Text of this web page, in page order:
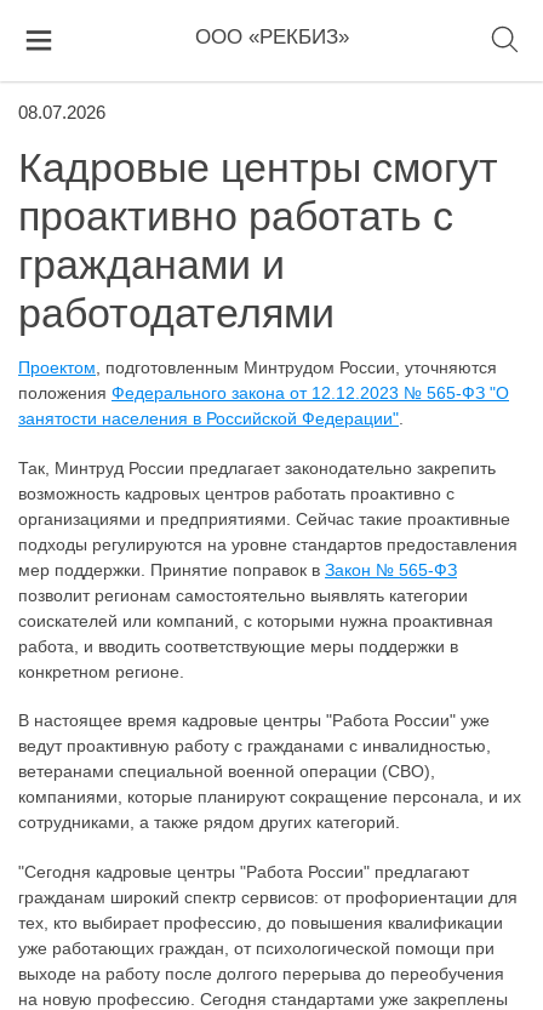
ООО «РЕКБИЗ»
08.07.2026
Кадровые центры смогут
проактивно работать с
гражданами и
работодателями
Проектом , подготовленным Минтрудом России, уточняются
положения Федерального закона от 12.12.2023 № 565-ФЗ "О
занятости населения в Российской Федерации"
Так, Минтруд России предлагает законодательно закрепить
возможность кадровых центров работать проактивно с
организациями и предприятиями. Сейчас такие проактивные
подходы регулируются на уровне стандартов предоставления
мер поддержки. Принятие поправок в Закон № 565-ФЗ
позволит регионам самостоятельно выявлять категории
соискателей или компаний, с которыми нужна проактивная
работа, и вводить соответствующие меры поддержки в
конкретном регионе.
В настоящее время кадровые центры "Работа России" уже
ведут проактивную работу с гражданами с инвалидностью,
ветеранами специальной военной операции (СВО),
компаниями, которые планируют сокращение персонала, и их
сотрудниками, а также рядом других категорий.
"Сегодня кадровые центры "Работа России" предлагают
гражданам широкий спектр сервисов: от профориентации для
тех, кто выбирает профессию, до повышения квалификации
уже работающих граждан, от психологической помощи при
выходе на работу после долгого перерыва до переобучения
на новую профессию. Сегодня стандартами уже закреплены